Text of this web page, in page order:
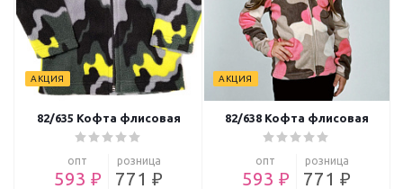
АКЦИЯ
82/635 Кофта флисовая
опт
593 ₽
розница
771 ₽
АКЦИЯ
82/638 Кофта флисовая
опт
593 ₽
розница
771 ₽